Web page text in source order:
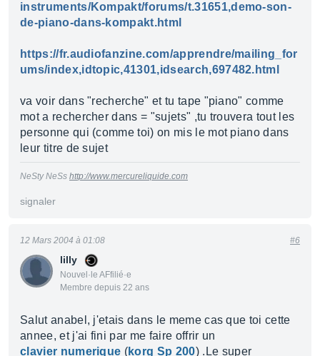
instruments/Kompakt/forums/t.31651,demo-son-
de-piano-dans-kompakt.html
https://fr.audiofanzine.com/apprendre/mailing_for
ums/index,idtopic,41301,idsearch,697482.html
va voir dans "recherche" et tu tape "piano" comme
mot a rechercher dans = "sujets" ,tu trouvera tout les
personne qui (comme toi) on mis le mot piano dans
leur titre de sujet
NeSty NeSs http://www.mercureliquide.com
signaler
lilly
Nouvel·le AFfilié·e
Membre depuis 22 ans
12 Mars 2004 à 01:08 #6
Salut anabel, j'etais dans le meme cas que toi cette
annee, et j'ai fini par me faire offrir un
clavier numerique (korg Sp 200) .Le super